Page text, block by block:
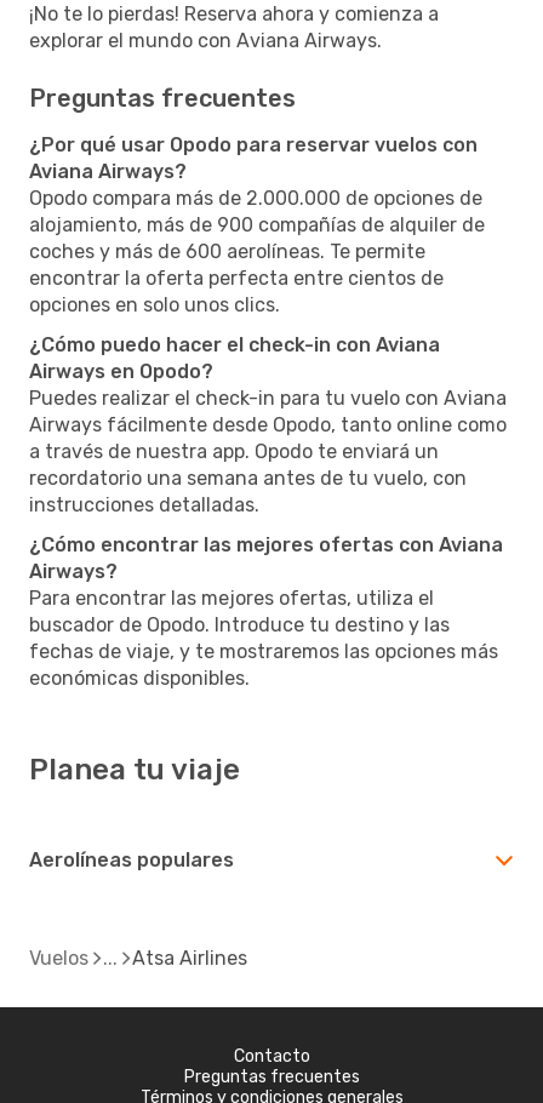
¡No te lo pierdas! Reserva ahora y comienza a
explorar el mundo con Aviana Airways.
Preguntas frecuentes
¿Por qué usar Opodo para reservar vuelos con
Aviana Airways?
Opodo compara más de 2.000.000 de opciones de
alojamiento, más de 900 compañías de alquiler de
coches y más de 600 aerolíneas. Te permite
encontrar la oferta perfecta entre cientos de
opciones en solo unos clics.
¿Cómo puedo hacer el check-in con Aviana
Airways en Opodo?
Puedes realizar el check-in para tu vuelo con Aviana
Airways fácilmente desde Opodo, tanto online como
a través de nuestra app. Opodo te enviará un
recordatorio una semana antes de tu vuelo, con
instrucciones detalladas.
¿Cómo encontrar las mejores ofertas con Aviana
Airways?
Para encontrar las mejores ofertas, utiliza el
buscador de Opodo. Introduce tu destino y las
fechas de viaje, y te mostraremos las opciones más
económicas disponibles.
Planea tu viaje
Aerolíneas populares
Vuelos Atsa Airlines
Contacto
Preguntas frecuentes
Términos y condiciones generales